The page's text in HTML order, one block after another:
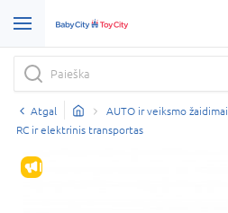
Atgal AUTO ir veiksmo žaidimai
RC ir elektrinis transportas
IŠPARDAVIMAS